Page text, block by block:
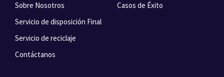
Sobre Nosotros
Servicio de disposición Final
Servicio de reciclaje
Contáctanos
Casos de Éxito